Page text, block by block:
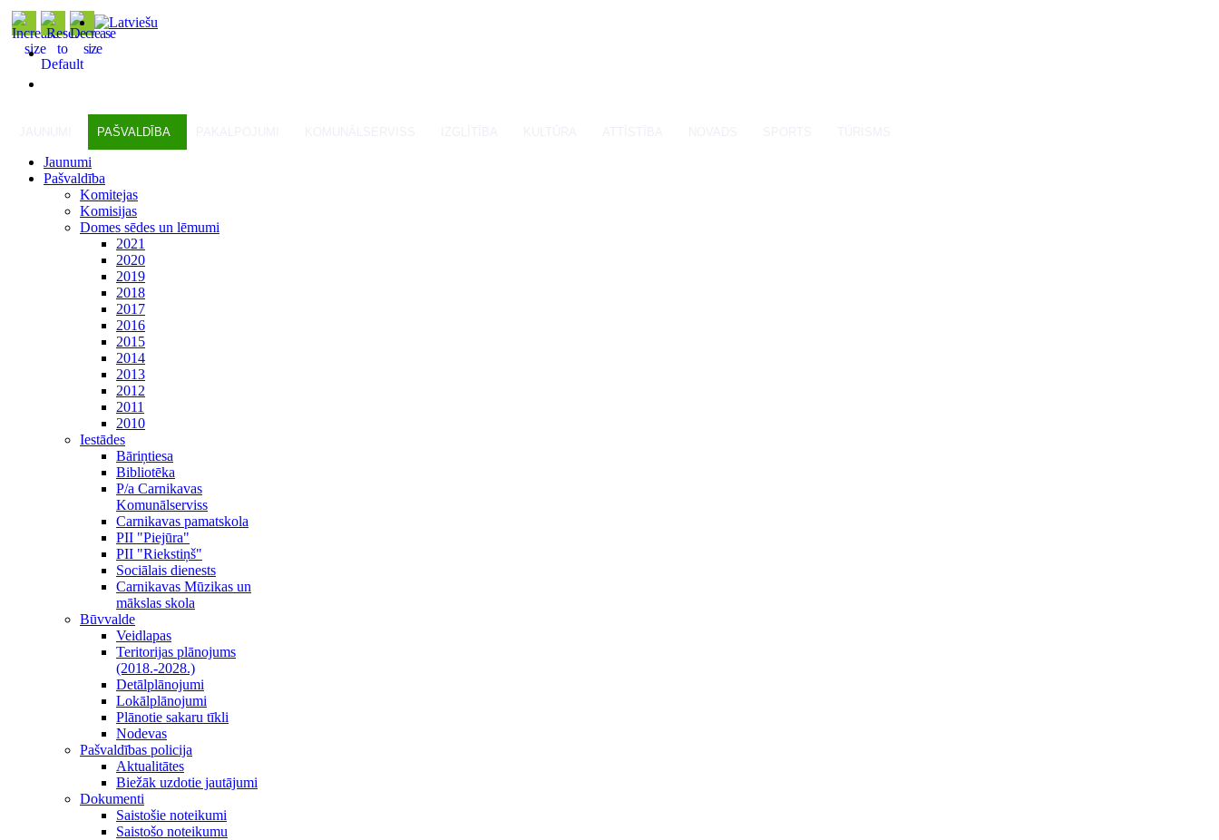
PAŠVALDĪBA
Jaunumi
Pašvaldība
Komitejas
Komisijas
Domes sēdes un lēmumi
2021
2020
2019
2018
2017
2016
2015
2014
2013
2012
2011
2010
Iestādes
Bāriņtiesa
Bibliotēka
P/a Carnikavas
Komunālserviss
Carnikavas pamatskola
PII "Piejūra"
PII "Riekstiņš"
Sociālais dienests
Carnikavas Mūzikas un
mākslas skola
Būvvalde
Veidlapas
Teritorijas plānojums
(2018.-2028.)
Detālplānojumi
Lokālplānojumi
Plānotie sakaru tīkli
Nodevas
Pašvaldības policija
Aktualitātes
Biežāk uzdotie jautājumi
Dokumenti
Saistošie noteikumi
Saistošo noteikumu